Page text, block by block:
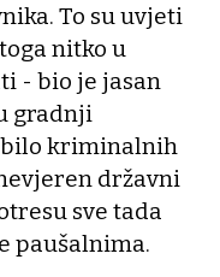
To su uvjeti
nitko u
- bio je jasan
gradnji
bilo kriminalnih
državni
sve tada
paušalnima.